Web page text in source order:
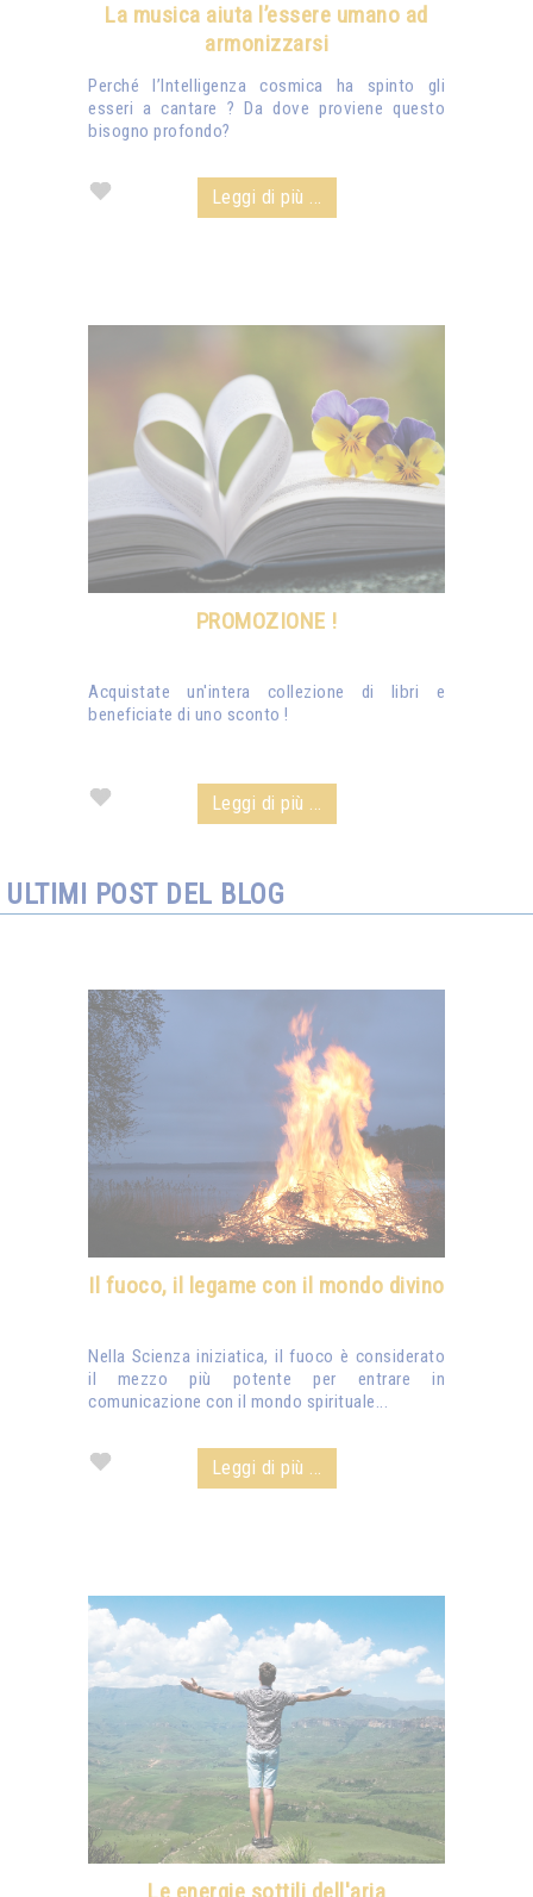
La musica aiuta l’essere umano ad
armonizzarsi
Perché l’Intelligenza cosmica ha spinto gli
esseri a cantare ? Da dove proviene questo
bisogno profondo?
Leggi di più ...
PROMOZIONE !
Acquistate un'intera collezione di libri e
beneficiate di uno sconto !
Leggi di più ...
ULTIMI POST DEL BLOG
Il fuoco, il legame con il mondo divino
Nella Scienza iniziatica, il fuoco è considerato
il mezzo più potente per entrare in
comunicazione con il mondo spirituale...
Leggi di più ...